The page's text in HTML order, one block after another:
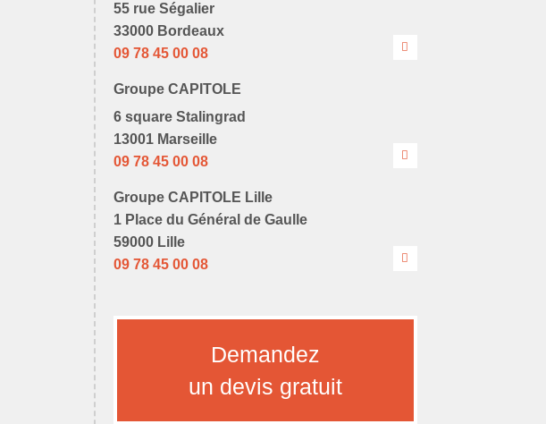
55 rue Ségalier
33000 Bordeaux
09 78 45 00 08
Groupe CAPITOLE
6 square Stalingrad
13001 Marseille
09 78 45 00 08
Groupe CAPITOLE Lille
1 Place du Général de Gaulle
59000 Lille
09 78 45 00 08
Demandez
un devis gratuit